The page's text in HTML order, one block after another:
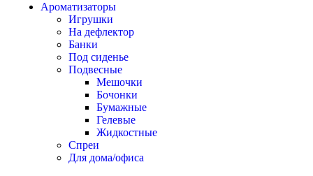
Ароматизаторы
Игрушки
На дефлектор
Банки
Под сиденье
Подвесные
Мешочки
Бочонки
Бумажные
Гелевые
Жидкостные
Спреи
Для дома/офиса